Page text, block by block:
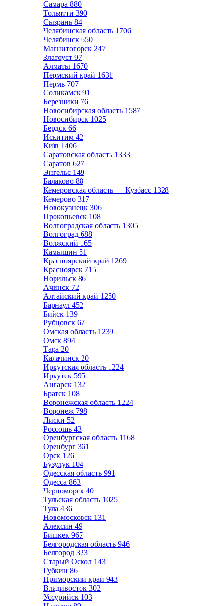
Самара 880
Тольятти 390
Сызрань 84
Челябинская область 1706
Челябинск 650
Магнитогорск 247
Златоуст 97
Алматы 1670
Пермский край 1631
Пермь 707
Соликамск 91
Березники 76
Новосибирская область 1587
Новосибирск 1025
Бердск 66
Искитим 42
Київ 1406
Саратовская область 1333
Саратов 627
Энгельс 149
Балаково 88
Кемеровская область — Кузбасс 1328
Кемерово 317
Новокузнецк 306
Прокопьевск 108
Волгоградская область 1305
Волгоград 688
Волжский 165
Камышин 51
Красноярский край 1269
Красноярск 715
Норильск 86
Ачинск 72
Алтайский край 1250
Барнаул 452
Бийск 139
Рубцовск 67
Омская область 1239
Омск 894
Тара 20
Калачинск 20
Иркутская область 1224
Иркутск 595
Ангарск 132
Братск 108
Воронежская область 1224
Воронеж 798
Лиски 52
Россошь 43
Оренбургская область 1168
Оренбург 361
Орск 126
Бузулук 104
Одесская область 991
Одесса 863
Черноморск 40
Тульская область 1025
Тула 436
Новомосковск 131
Алексин 49
Бишкек 967
Белгородская область 946
Белгород 323
Старый Оскол 143
Губкин 86
Приморский край 943
Владивосток 302
Уссурийск 103